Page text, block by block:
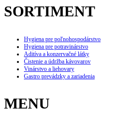
SORTIMENT
Hygiena pre poľnohospodárstvo
Hygiena pre potravinárstvo
Aditíva a konzervačné látky
Čistenie a údržba kávovarov
Vinárstvo a liehovary
Gastro prevádzky a zariadenia
MENU